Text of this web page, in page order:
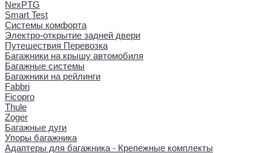
NexPTG
Smart Test
Системы комфорта
Электро-открытие задней двери
Путешествия Перевозка
Багажники на крышу автомобиля
Багажные системы
Багажники на рейлинги
Fabbri
Ficopro
Thule
Zoger
Багажные дуги
Упоры багажника
Адаптеры для багажника - Крепежные комплекты